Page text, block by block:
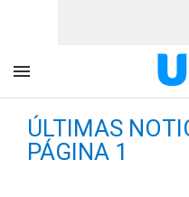
ÚLTIMAS
PÁGINA 1